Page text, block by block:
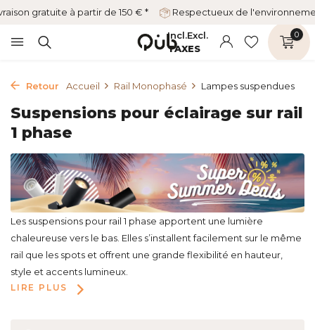
gratuite à partir de 150 € * Respectueux de
Incl.Excl.
TAXES
0
Retour Accueil Rail Monophasé Lampes suspendues
Suspensions pour éclairage sur rail
1 phase
Les suspensions pour rail 1 phase apportent une lumière
chaleureuse vers le bas. Elles s’installent facilement sur le même
rail que les spots et offrent une grande flexibilité en hauteur,
style et accents lumineux.
LIRE PLUS